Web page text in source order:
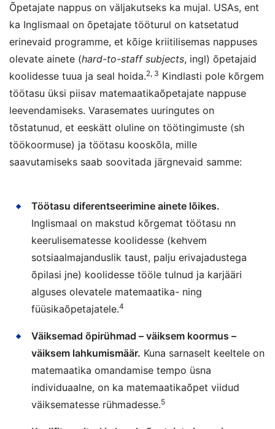
Õpetajate nappus on väljakutseks ka mujal. USAs, ent
ka Inglismaal on õpetajate tööturul on katsetatud
erinevaid programme, et kõige kriitilisemas nappuses
olevate ainete (hard-to-staff subjects, ingl) õpetajaid
koolidesse tuua ja seal hoida.2, 3 Kindlasti pole kõrgem
töötasu üksi piisav matemaatikaõpetajate nappuse
leevendamiseks. Varasemates uuringutes on
tõstatunud, et eeskätt oluline on töötingimuste (sh
töökoormuse) ja töötasu kooskõla, mille
saavutamiseks saab soovitada järgnevaid samme:
Töötasu diferentseerimine ainete lõikes.
Inglismaal on makstud kõrgemat töötasu nn
keerulisematesse koolidesse (kehvem
sotsiaalmajanduslik taust, palju erivajadustega
õpilasi jne) koolidesse tööle tulnud ja karjääri
alguses olevatele matemaatika- ning
füüsikaõpetajatele.4
Väiksemad õpirühmad – väiksem koormus –
väiksem lahkumismäär. Kuna sarnaselt keeltele on
matemaatika omandamise tempo üsna
individuaalne, on ka matemaatikaõpet viidud
väiksematesse rühmadesse.5